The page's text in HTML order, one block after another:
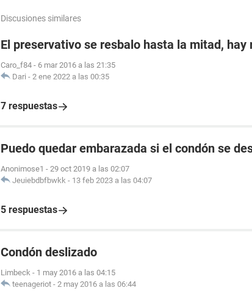
Discusiones similares
El preservativo se resbalo hasta la mitad, hay
Caro_f84 - 6 mar 2016 a las 21:35
Dari - 2 ene 2022 a las 00:35
7 respuestas
Puedo quedar embarazada si el condón se
Anonimose1 - 29 oct 2019 a las 02:07
Jeuiebdbfbwkk - 13 feb 2023 a las 04:07
5 respuestas
Condón deslizado
Limbeck - 1 may 2016 a las 04:15
teenageriot - 2 may 2016 a las 06:44